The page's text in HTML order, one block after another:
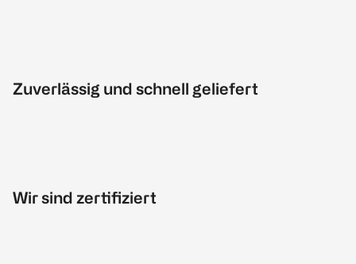
Zuverlässig und schnell geliefert
Wir sind zertifiziert